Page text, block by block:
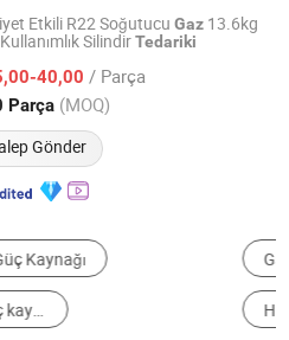
Etkili R22 Soğutucu Gaz 13.6kg
SilindirTedariki
40,00 / Parça
Parça (MOQ)
Gönder
Ltd.
Fiyat 2019
Kazan
Silindir